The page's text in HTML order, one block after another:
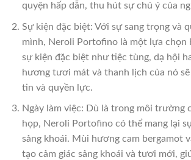
quyện hấp dẫn, thu hút sự chú ý của
Sự kiện đặc biệt: Với sự sang trọng và
mình, Neroli Portofino là một lựa chọn
sự kiện đặc biệt như tiệc tùng, dạ hội
hương tươi mát và thanh lịch của nó
tin và quyền lực.
Ngày làm việc: Dù là trong môi trường
họp, Neroli Portofino có thể mang lại
sảng khoái. Mùi hương cam bergamot
tạo cảm giác sảng khoái và tươi mới,